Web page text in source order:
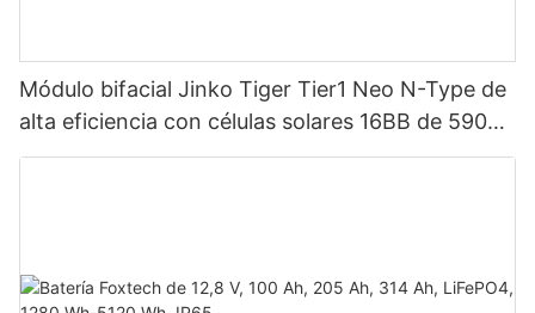
Módulo bifacial Jinko Tiger Tier1 Neo N-Type de
alta eficiencia con células solares 16BB de 590
vatios, 620 vatios, 630 vatios y 650 vatios con